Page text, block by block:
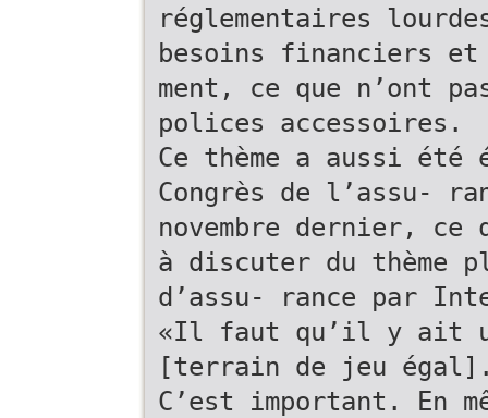
réglementaires
besoins financiers
ment, ce que n’ont
polices accessoires.
Ce thème a aussi été
Congrès de l’assu-
novembre dernier,
à discuter du thème
d’assu- rance par
«Il faut qu’il y ait
[terrain de jeu
C’est important. En